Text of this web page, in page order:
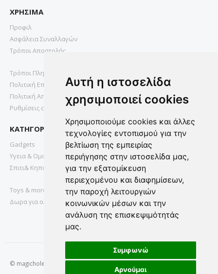
Αυτή η ιστοσελίδα
χρησιμοποιεί cookies
Χρησιμοποιούμε cookies και άλλες
τεχνολογίες εντοπισμού για την
βελτίωση της εμπειρίας
περιήγησης στην ιστοσελίδα μας,
για την εξατομίκευση
περιεχομένου και διαφημίσεων,
την παροχή λειτουργιών
κοινωνικών μέσων και την
ανάλυση της επισκεψιμότητάς
μας.
Συμφωνώ
Αρνούμαι
ΧΡΗΣΙΜΑ
Προφιλ
Ασφάλεια Συναλλαγών
Τρόποι Αποστολής
Τρόποι Πληρωμής
Πολιτική Επιστροφών
Πολιτική Απορρήτου
Ρυθμίσεις cookies
ΚΑΤΗΓΟΡΙΕΣ
Gadgets
Υγεια & Ομορφια
Σπιτι& Κηπος
Toys & more
Δωρα για ολους
© magichole.gr 2022. All Rights Reserved.